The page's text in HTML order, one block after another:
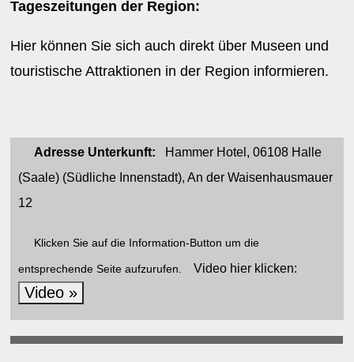
Tageszeitungen der Region:
Hier können Sie sich auch direkt über Museen und
touristische Attraktionen in der Region informieren.
Adresse Unterkunft: Hammer Hotel, 06108 Halle
(Saale) (Südliche Innenstadt), An der Waisenhausmauer
12
Klicken Sie auf die Information-Button um die
entsprechende Seite aufzurufen. Video hier klicken:
Video »